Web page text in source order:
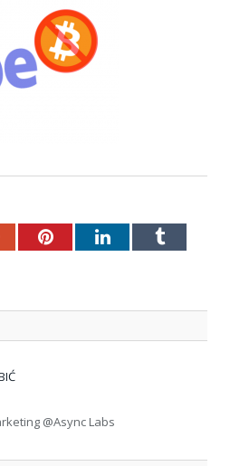
Google+PinterestLinkedInTumblr
@Async Labs